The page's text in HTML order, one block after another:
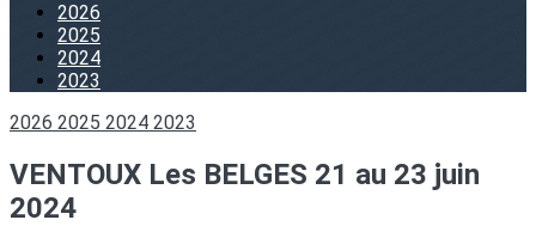
2026
2025
2024
2023
2026 2025 2024 2023
VENTOUX Les BELGES 21 au 23 juin
2024